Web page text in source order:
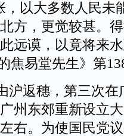
，以大多数人民未
方，更觉较甚。
远谟，以竟将来
焦易堂先生》第
沪返穗，第三次在
州东郊重新设立
右。为使国民党